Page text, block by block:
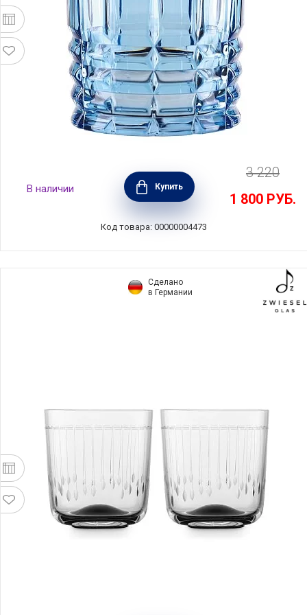
Бокал для виски Highland Tumbler Aqua 345
мл, синий, хрусталь, Nachtmann, 97442
В наличии Купить
3 220
1 800 РУБ.
Код товара: 00000004473
Сделано
в Германии